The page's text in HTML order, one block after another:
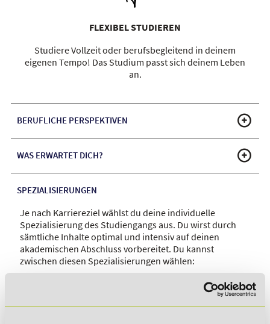
FLEXIBEL STUDIEREN
Studiere Vollzeit oder berufsbegleitend in deinem
eigenen Tempo! Das Studium passt sich deinem Leben
an.
BERUFLICHE PERSPEKTIVEN
WAS ERWARTET DICH?
SPEZIALISIERUNGEN
Je nach Karriereziel wählst du deine individuelle
Spezialisierung des Studiengangs aus. Du wirst durch
sämtliche Inhalte optimal und intensiv auf deinen
akademischen Abschluss vorbereitet. Du kannst
zwischen diesen Spezialisierungen wählen: